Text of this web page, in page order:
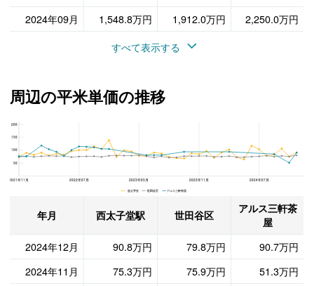
2024年09月
1,548.8万円 1,912.0万円
2,250.0万円
すべて表示する
周辺の平米単価の推移
アルス三軒茶屋、世田谷区と西太子堂駅の周辺の平米単価の推移
2021年11月 2022年07月 2023年03月 2023年11月 2024年07月
200
150
100
50
西太子堂 世田谷区 アルス三軒茶屋
年月 西太子堂駅 世田谷区
アルス三軒茶
屋
2024年12月
90.8万円 79.8万円
90.7万円
2024年11月
75.3万円 75.9万円
51.3万円